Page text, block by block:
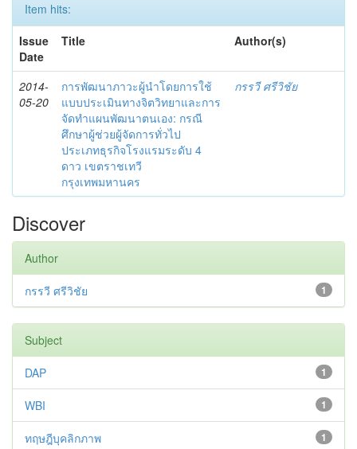
Item hits:
Issue
Date
Title Author(s)
2014-
05-20
การพัฒนาภาวะผู้นำโดยการใช้
แบบประเมินทางจิตวิทยาและการ
จัดทำแผนพัฒนาตนเอง: กรณี
ศึกษาผู้ช่วยผู้จัดการทั่วไป
ประเภทธุรกิจโรงแรมระดับ 4
ดาว เขตราชเทวี
กรุงเทพมหานคร
กรรวี ศรีวิชัย
Discover
Author
1
กรรวี ศรีวิชัย
Subject
1
DAP
1
WBI
1
ทฤษฎีบุคลิกภาพ